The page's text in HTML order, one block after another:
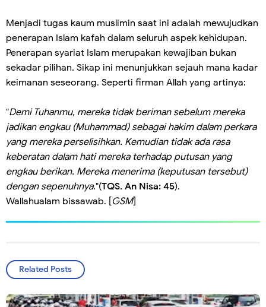
Menjadi tugas kaum muslimin saat ini adalah mewujudkan
penerapan Islam kafah dalam seluruh aspek kehidupan.
Penerapan syariat Islam merupakan kewajiban bukan
sekadar pilihan. Sikap ini menunjukkan sejauh mana kadar
keimanan seseorang. Seperti firman Allah yang artinya:
"Demi Tuhanmu, mereka tidak beriman sebelum mereka
jadikan engkau (Muhammad) sebagai hakim dalam perkara
yang mereka perselisihkan. Kemudian tidak ada rasa
keberatan dalam hati mereka terhadap putusan yang
engkau berikan. Mereka menerima (keputusan tersebut)
dengan sepenuhnya."(TQS. An Nisa: 45).
Wallahualam bissawab. [GSM]
Related Posts